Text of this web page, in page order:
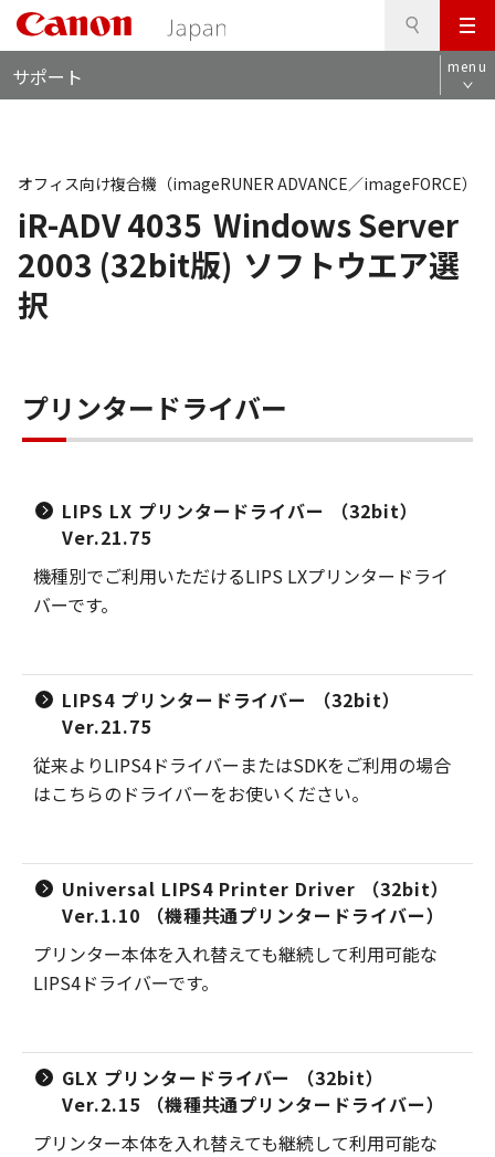
メ
ニ
ュ
サポート menu
iR-ADV 4035 Windows Server
2003 (32bit版) ソフトウエア選
択
オフィス向け複合機（imageRUNER ADVANCE／imageFORCE）
プリンタードライバー
LIPS LX プリンタードライバー （32bit）
Ver.21.75
機種別でご利用いただけるLIPS LXプリンタードライ
バーです。
LIPS4 プリンタードライバー （32bit）
Ver.21.75
従来よりLIPS4ドライバーまたはSDKをご利用の場合
はこちらのドライバーをお使いください。
Universal LIPS4 Printer Driver （32bit）
Ver.1.10 （機種共通プリンタードライバー）
プリンター本体を入れ替えても継続して利用可能な
LIPS4ドライバーです。
GLX プリンタードライバー （32bit）
Ver.2.15 （機種共通プリンタードライバー）
プリンター本体を入れ替えても継続して利用可能な